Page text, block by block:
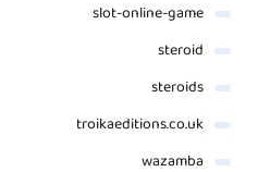
slot-online-game
steroid
steroids
troikaeditions.co.uk
wazamba